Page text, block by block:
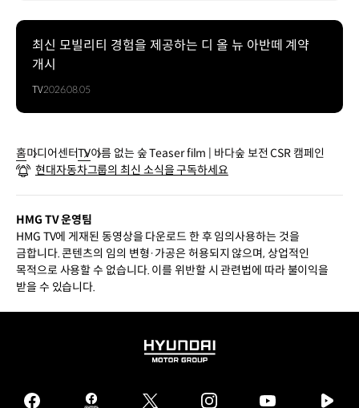
최신 모빌리티 경험을 제공하는 디 올 뉴 아반떼 계약
개시
TV2026.08.05
홈미디어센터TV이름 없는 숲 Teaser film | 바다숲 보전 CSR 캠페인
현대자동차그룹의 최신 소식을 구독하세요
HMG TV 운영팀
HMG TV에 게재된 동영상을 다운로드 한 후 임의사용하는 것을
금합니다. 콘텐츠의 임의 변형·가공은 허용되지 않으며, 상업적인
목적으로 사용할 수 없습니다. 이를 위반할 시 관련법에 따라 불이익을
받을 수 있습니다.
HYUNDAI
GROUP